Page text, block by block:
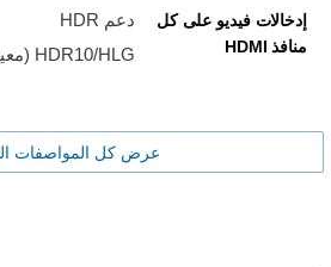
إدخالات فيديو على كل
منافذ HDMI
دعم HDR
HDR10/HLG ‏(معيار Hybrid Log Gamma)
عرض كل المواصفات